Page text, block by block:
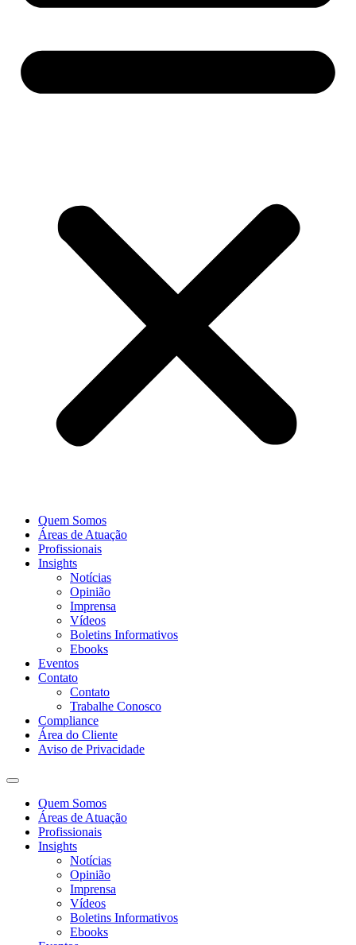
Quem Somos
Áreas de Atuação
Profissionais
Insights
Notícias
Opinião
Imprensa
Vídeos
Boletins Informativos
Ebooks
Eventos
Contato
Contato
Trabalhe Conosco
Compliance
Área do Cliente
Aviso de Privacidade
Quem Somos
Áreas de Atuação
Profissionais
Insights
Notícias
Opinião
Imprensa
Vídeos
Boletins Informativos
Ebooks